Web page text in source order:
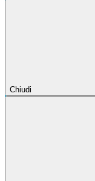
Chiudi